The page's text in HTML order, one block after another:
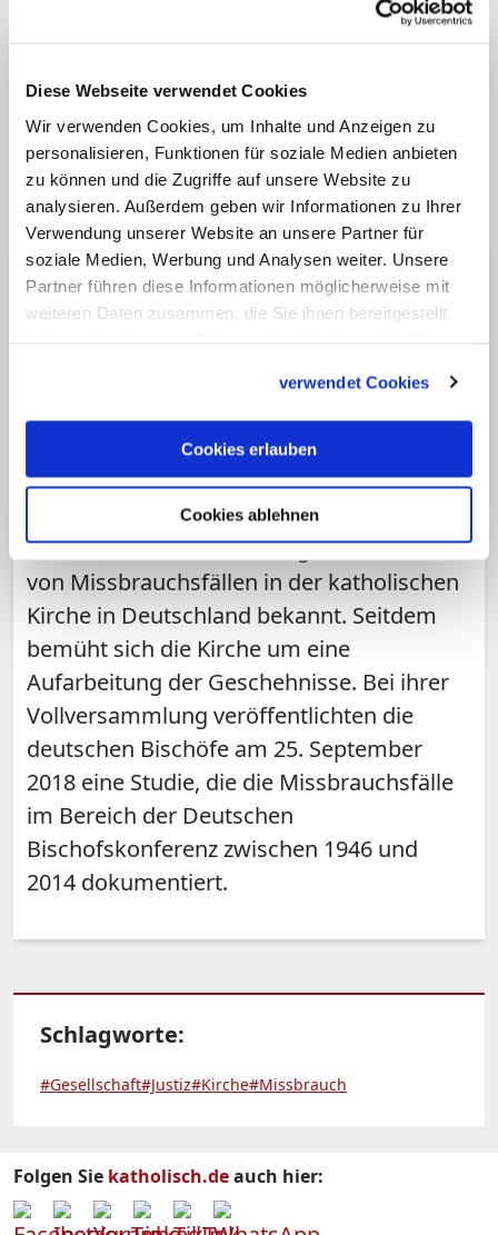
Diese Webseite verwendet Cookies
Wir verwenden Cookies, um Inhalte und Anzeigen zu
personalisieren, Funktionen für soziale Medien anbieten
zu können und die Zugriffe auf unsere Website zu
analysieren. Außerdem geben wir Informationen zu Ihrer
Verwendung unserer Website an unsere Partner für
soziale Medien, Werbung und Analysen weiter. Unsere
Partner führen diese Informationen möglicherweise mit
weiteren Daten zusammen, die Sie ihnen bereitgestellt
verwendet Cookies
Cookies erlauben
Cookies ablehnen
katholischen Verbänden eine
Demonstration auf dem Münsterplatz in
Aachen. (KNA)
THEMA
2010 wurde erstmals eine größere Zahl
von Missbrauchsfällen in der katholischen
Kirche in Deutschland bekannt. Seitdem
bemüht sich die Kirche um eine
Aufarbeitung der Geschehnisse. Bei ihrer
Vollversammlung veröffentlichten die
deutschen Bischöfe am 25. September
2018 eine Studie, die die Missbrauchsfälle
im Bereich der Deutschen
Bischofskonferenz zwischen 1946 und
2014 dokumentiert.
Schlagworte:
#Gesellschaft#Justiz#Kirche#Missbrauch
Folgen Sie katholisch.deauch hier: